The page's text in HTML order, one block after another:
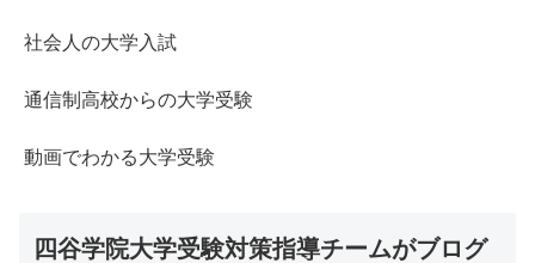
社会人の大学入試
通信制高校からの大学受験
動画でわかる大学受験
四谷学院大学受験対策指導チームがブログ